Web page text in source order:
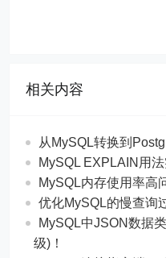
相关内容
从MySQL转换到
MySQL EXPLAIN用
MySQL内存使用率高
优化MySQL的慢查询
MySQL中JSON数据
级)！